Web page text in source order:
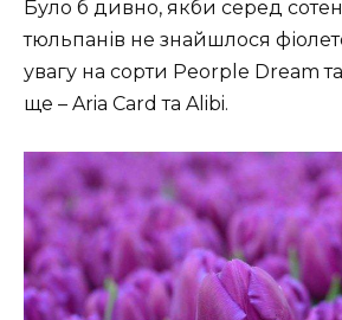
Було б дивно, якби серед
тюльпанів не знайшлося
увагу на сорти Peorple Dream
ще – Aria Card та Alibi.